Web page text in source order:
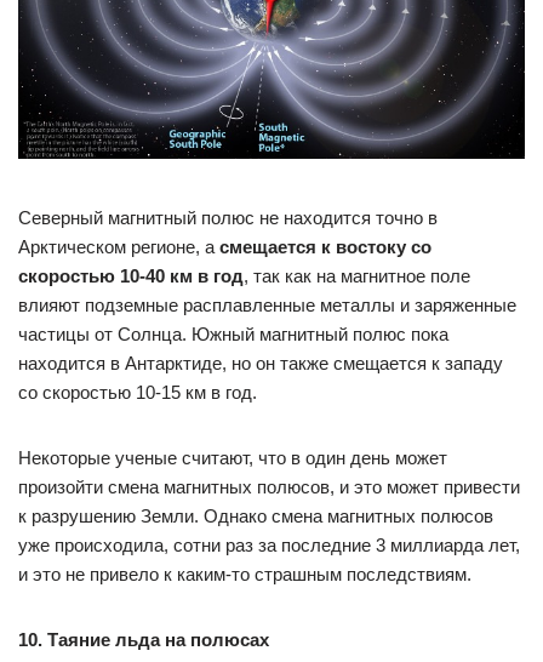
Северный магнитный полюс не находится точно в
Арктическом регионе, а смещается к востоку со
скоростью 10-40 км в год, так как на магнитное поле
влияют подземные расплавленные металлы и заряженные
частицы от Солнца. Южный магнитный полюс пока
находится в Антарктиде, но он также смещается к западу
со скоростью 10-15 км в год.
Некоторые ученые считают, что в один день может
произойти смена магнитных полюсов, и это может привести
к разрушению Земли. Однако смена магнитных полюсов
уже происходила, сотни раз за последние 3 миллиарда лет,
и это не привело к каким-то страшным последствиям.
10. Таяние льда на полюсах